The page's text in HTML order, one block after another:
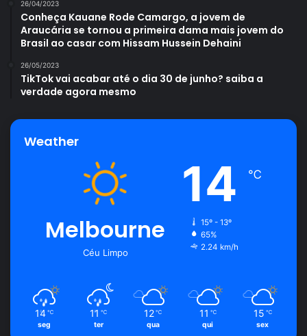
26/04/2023
Conheça Kauane Rode Camargo, a jovem de
Araucária se tornou a primeira dama mais jovem do
Brasil ao casar com Hissam Hussein Dehaini
26/05/2023
TikTok vai acabar até o dia 30 de junho? saiba a
verdade agora mesmo
Weather
Melbourne
Céu Limpo
14 ℃
15º - 13º
65%
2.24 km/h
14 ℃
seg
11 ℃
ter
12 ℃
qua
11 ℃
qui
15 ℃
sex